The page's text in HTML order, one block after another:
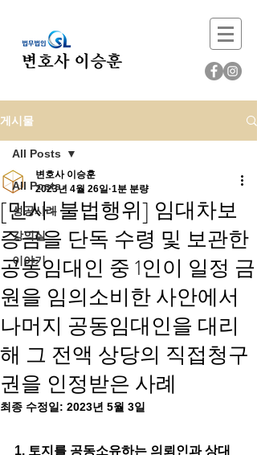
게시물
All Posts
성공사례
강의실
이야기
All Posts
[민사-불법행위] 임대차보
증금을 단독 수령 및 보관한
공동임대인 중 1인이 일정 금
원을 임의소비한 사안에서
나머지 공동임대인을 대리
해 그 전액 상당의 직접청구
권을 인정받은 사례
변호사 이승훈
2023년 4월 26일 1분 분량
최종 수정일: 2023년 5월 3일
1. 토지를 공동소유하는 의뢰인과 상대